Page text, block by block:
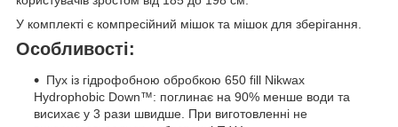
У комплекті є компресійний мішок та мішок для зберігання.
Особливості:
Пух із гідрофобною обробкою 650 fill Nikwax
Hydrophobic Down™: поглинає на 90% менше води та
висихає у 3 рази швидше. При виготовленні не